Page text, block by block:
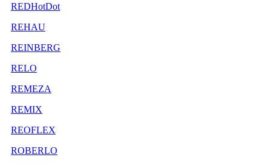
REDHotDot
REHAU
REINBERG
RELO
REMEZA
REMIX
REOFLEX
ROBERLO